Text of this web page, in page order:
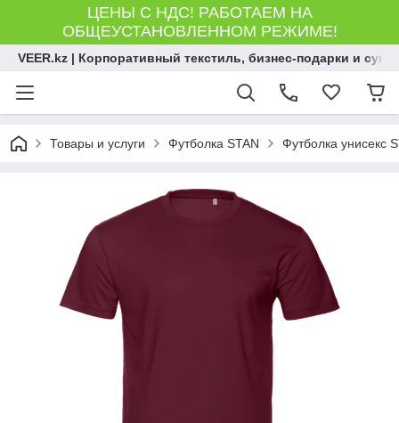
ЦЕНЫ С НДС! РАБОТАЕМ НА
ОБЩЕУСТАНОВЛЕННОМ РЕЖИМЕ!
VEER.kz | Корпоративный текстиль, бизнес-подарки и
Товары и услуги Футболка STAN Футболка унисекс